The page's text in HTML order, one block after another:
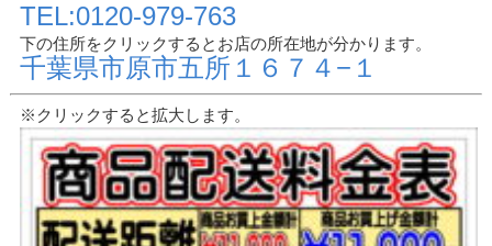
TEL:0120-979-763
下の住所をクリックするとお店の所在地が分かります。
千葉県市原市五所１６７４−１
※クリックすると拡大します。